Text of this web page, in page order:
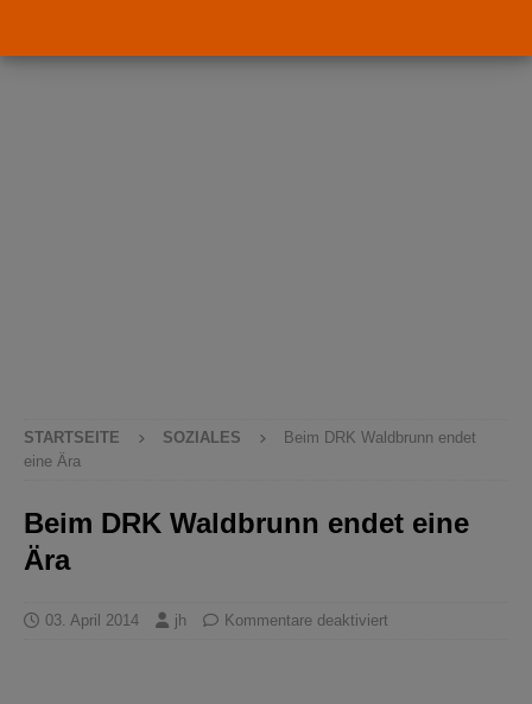
STARTSEITE SOZIALES
Beim DRK Waldbrunn endet
eine Ära
Beim DRK Waldbrunn endet eine
Ära
03. April 2014 jh Kommentare deaktiviert